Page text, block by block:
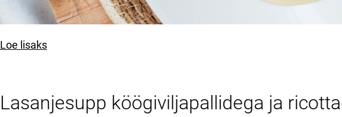
Loe lisaks
Lasanjesupp köögiviljapallidega ja